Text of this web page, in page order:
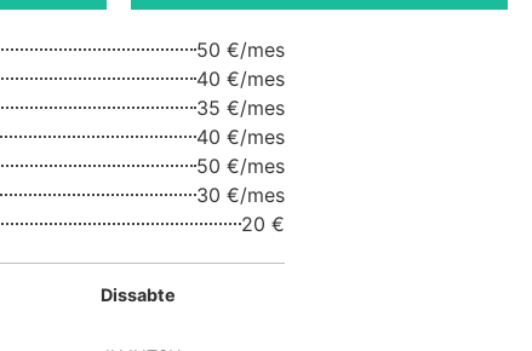
50 €/mes
40 €/mes
35 €/mes
40 €/mes
50 €/mes
30 €/mes
20 €
Dissabte